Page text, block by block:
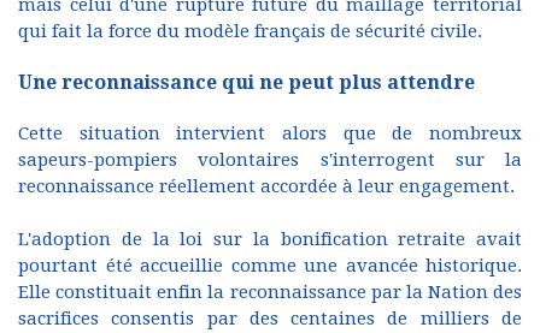
mais celui d'une rupture future du maillage territorial
qui fait la force du modèle français de sécurité civile.
Une reconnaissance qui ne peut plus attendre
Cette situation intervient alors que de nombreux
sapeurs-pompiers volontaires s'interrogent sur la
reconnaissance réellement accordée à leur engagement.
L'adoption de la loi sur la bonification retraite avait
pourtant été accueillie comme une avancée historique.
Elle constituait enfin la reconnaissance par la Nation des
sacrifices consentis par des centaines de milliers de